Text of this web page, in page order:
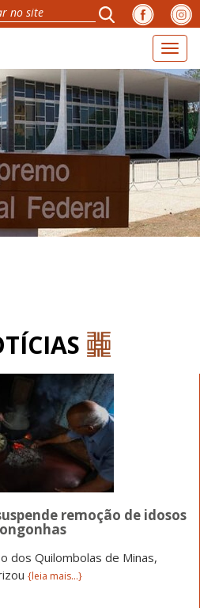
remoção de idosos
dos Quilombolas de Minas,
{leia mais...}